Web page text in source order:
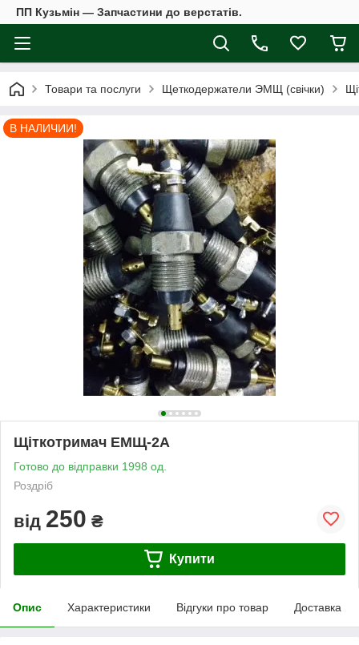
ПП Кузьмін — Запчастини до верстатів.
Товари та послуги Щеткодержатели ЭМЩ (свічки)
В НАЛИЧИИ!
Щіткотримач ЕМЩ-2А
Готово до відправки 1998 од.
Роздріб
від 250 ₴
Купити
Опис Характеристики Відгуки про товар Доставка